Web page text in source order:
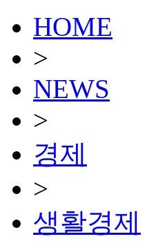
HOME
>
NEWS
>
경제
>
생활경제